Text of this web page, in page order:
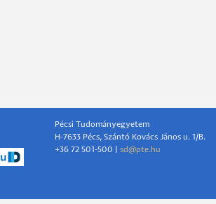
Pécsi Tudományegyetem
H-7633 Pécs, Szántó Kovács János u. 1/B.
+36 72 501-500 | sd@pte.hu